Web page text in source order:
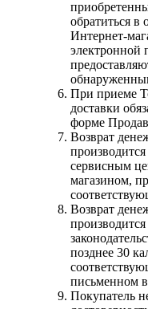
обратиться в
Интернет-
электронной
При приеме
доставки
форме
Возврат
сервисным
магазином,
Возврат
позднее 30
письменном
Покупатель